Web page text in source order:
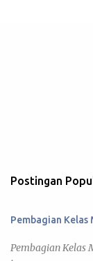
Postingan
Pembagian Kelas
Pembagian Kelas